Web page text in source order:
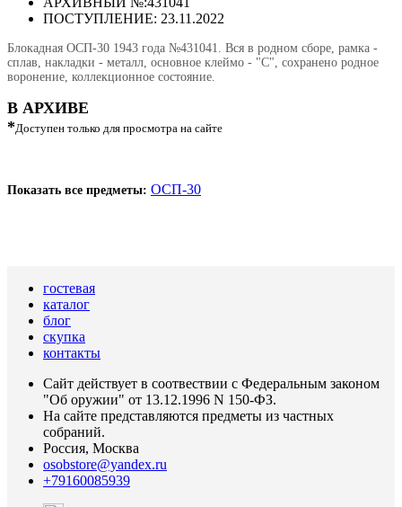
ПОСТУПЛЕНИЕ: 23.11.2022
Блокадная ОСП-30 1943 года №431041. Вся в родном сборе, рамка -
сплав, накладки - металл, основное клеймо - "С", сохранено родное
воронение, коллекционное состояние.
В АРХИВЕ
*Доступен только для просмотра на сайте
Показать все предметы: ОСП-30
гостевая
каталог
блог
скупка
контакты
Сайт действует в соотвествии с Федеральным законом
"Об оружии" от 13.12.1996 N 150-ФЗ.
На сайте представляются предметы из частных
собраний.
Россия, Москва
osobstore@yandex.ru
+79160085939